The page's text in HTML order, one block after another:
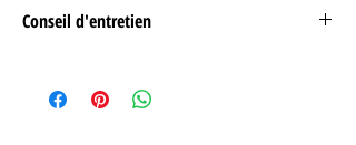
Tissu WAX 100% coton
Longueur : 38 cm
Conseil d'entretien